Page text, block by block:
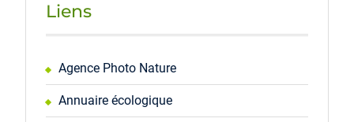
Liens
Agence Photo Nature
Annuaire écologique